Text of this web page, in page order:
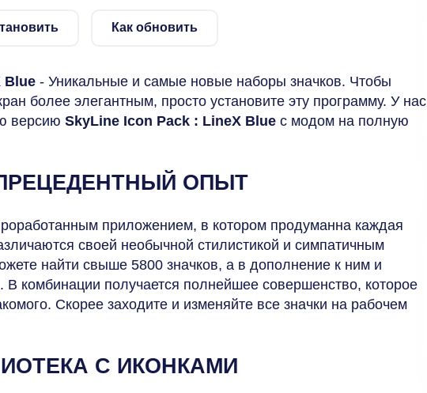
Как обновить
Blue - Уникальные и самые новые наборы значков. Чтобы
более элегантным, просто установите эту программу. У нас
версию SkyLine Icon Pack : LineX Blue с модом на полную
ОПЫТ
приложением, в котором продуманна каждая
своей необычной стилистикой и симпатичным
найти свыше 5800 значков, а в дополнение к ним и
В комбинации получается полнейшее совершенство, которое
Скорее заходите и изменяйте все значки на рабочем
С ИКОНКАМИ